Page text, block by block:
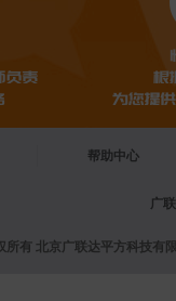
帮助中心
广
有 北京广联达平方科技有